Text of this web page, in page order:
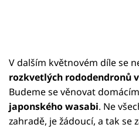
V dalším květnovém díle se
rozkvetlých rododendronů
Budeme se věnovat
japonského wasabi. Ne
zahradě, je žádoucí, a tak se